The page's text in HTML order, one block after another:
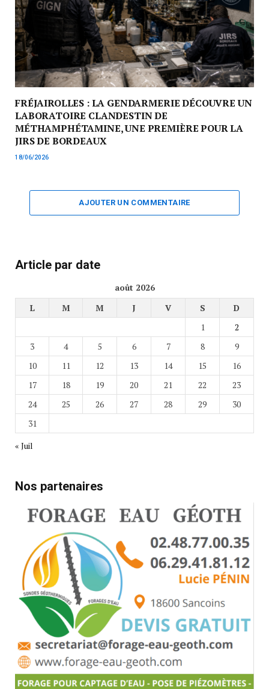
FRÉJAIROLLES : LA GENDARMERIE DÉCOUVRE UN
LABORATOIRE CLANDESTIN DE
MÉTHAMPHÉTAMINE, UNE PREMIÈRE POUR LA
JIRS DE BORDEAUX
18/06/2026
AJOUTER UN COMMENTAIRE
Article par date
août 2026
L
M M J V S
D
1
2
3
4 5 6 7 8
9
10
11 12 13 14 15
16
17
18 19 20 21 22
23
24
25 26 27 28 29
30
31
« Juil
Nos partenaires